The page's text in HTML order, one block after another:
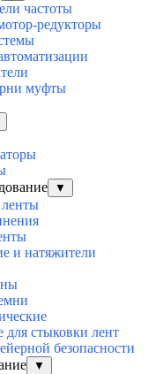
частоты
редукторы
муфты
▼
и натяжители
для стыковки лент
безопасности
▼